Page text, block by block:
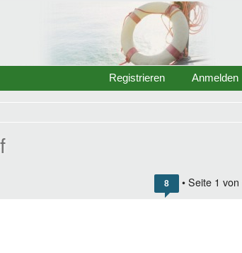
Anmelden
Registrieren
8 • Seite 1 von